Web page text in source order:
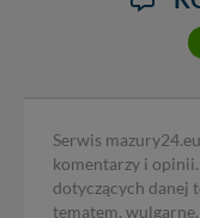
Serwis
komentarzy i
dotyczących danej
tematem,